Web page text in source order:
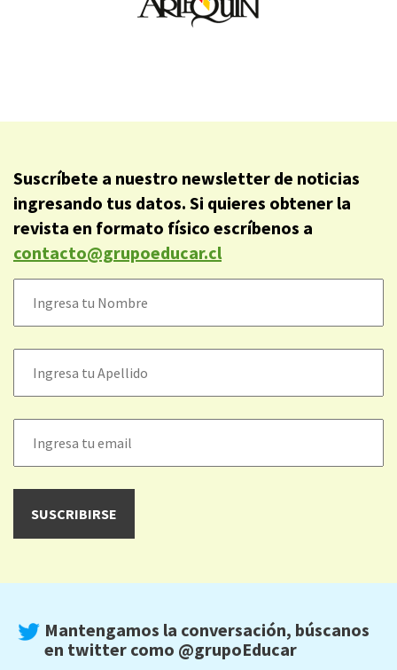
Suscríbete a nuestro newsletter de noticias
ingresando tus datos. Si quieres obtener la
revista en formato físico escríbenos a
contacto@grupoeducar.cl
Mantengamos la conversación, búscanos
en twitter como @grupoEducar